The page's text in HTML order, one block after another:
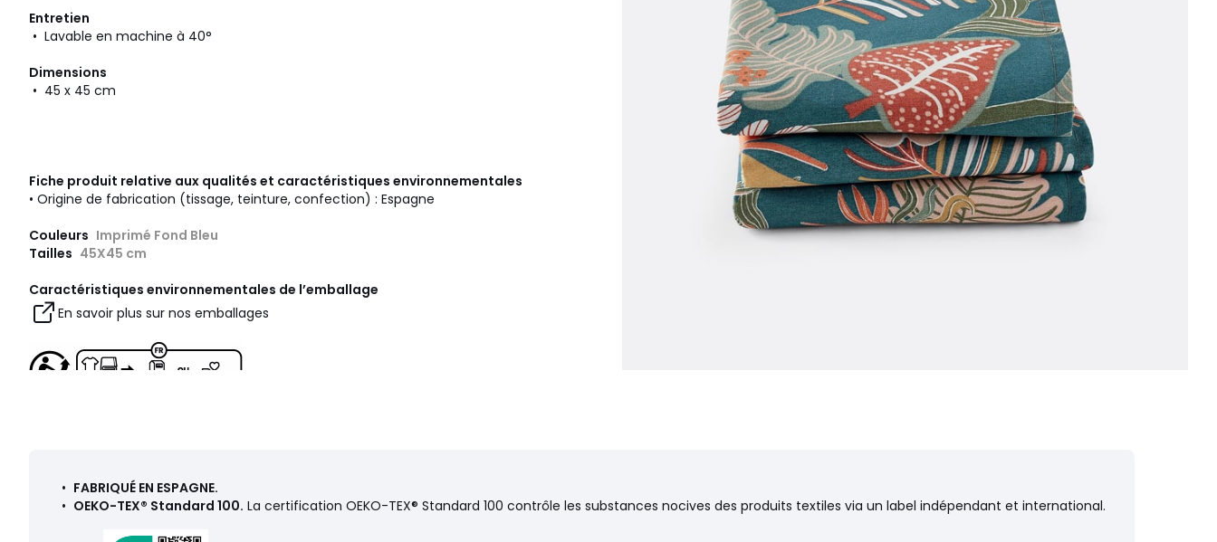
Entretien
• Lavable en machine à 40°
Dimensions
• 45 x 45 cm
Fiche produit relative aux qualités et caractéristiques environnementales
• Origine de fabrication (tissage, teinture, confection) : Espagne
Couleurs Imprimé Fond Bleu
Tailles 45X45 cm
Caractéristiques environnementales de l’emballage
En savoir plus sur nos emballages
• FABRIQUÉ EN ESPAGNE.
• OEKO-TEX® Standard 100. La certification OEKO-TEX® Standard 100 contrôle les substances nocives des produits textiles via un label indépendant et international.